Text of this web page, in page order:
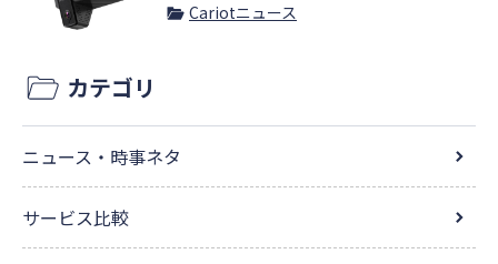
Cariotニュース
カテゴリ
ニュース・時事ネタ
サービス比較